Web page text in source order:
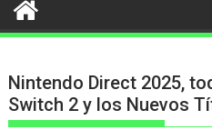
Nintendo Direct 2025,
Switch 2 y los Nuevos